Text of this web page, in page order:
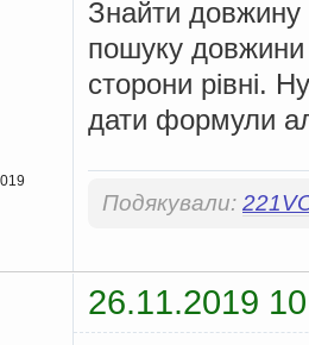
Знайти довжину
пошуку довжини
сторони рівні.
дати формули
Подякували:
26.11.2019